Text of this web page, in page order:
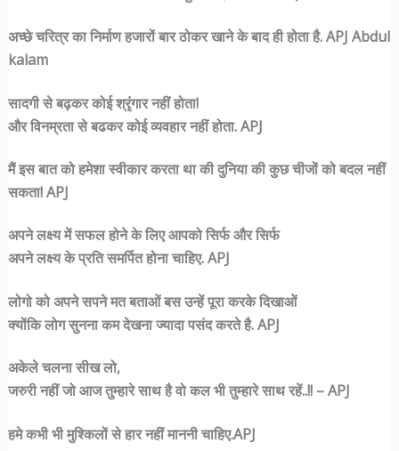
अच्छे चरित्र का निर्माण हजारों बार ठोकर खाने के बाद ही होता है. APJ Abdul
kalam
सादगी से बढ़कर कोई श्रृंगार नहीं होता!
और विनम्रता से बढकर कोई व्यवहार नहीं होता. APJ
मैं इस बात को हमेशा स्वीकार करता था की दुनिया की कुछ चीजों को बदल नहीं
सकता! APJ
अपने लक्ष्य में सफल होने के लिए आपको सिर्फ और सिर्फ
अपने लक्ष्य के प्रति समर्पित होना चाहिए. APJ
लोगो को अपने सपने मत बताओं बस उन्हें पूरा करके दिखाओं
क्योंकि लोग सुनना कम देखना ज्यादा पसंद करते है. APJ
अकेले चलना सीख लो,
जरुरी नहीं जो आज तुम्हारे साथ है वो कल भी तुम्हारे साथ रहें..!! – APJ
हमे कभी भी मुश्किलों से हार नहीं माननी चाहिए.APJ